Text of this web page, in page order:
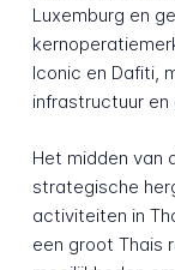
Luxemburg en
Iconic en Dafiti,
infrastructuur
Het midden van
strategische
activiteiten in
een groot Thais